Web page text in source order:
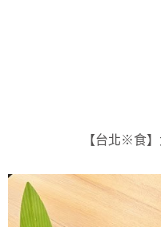
【台北※食